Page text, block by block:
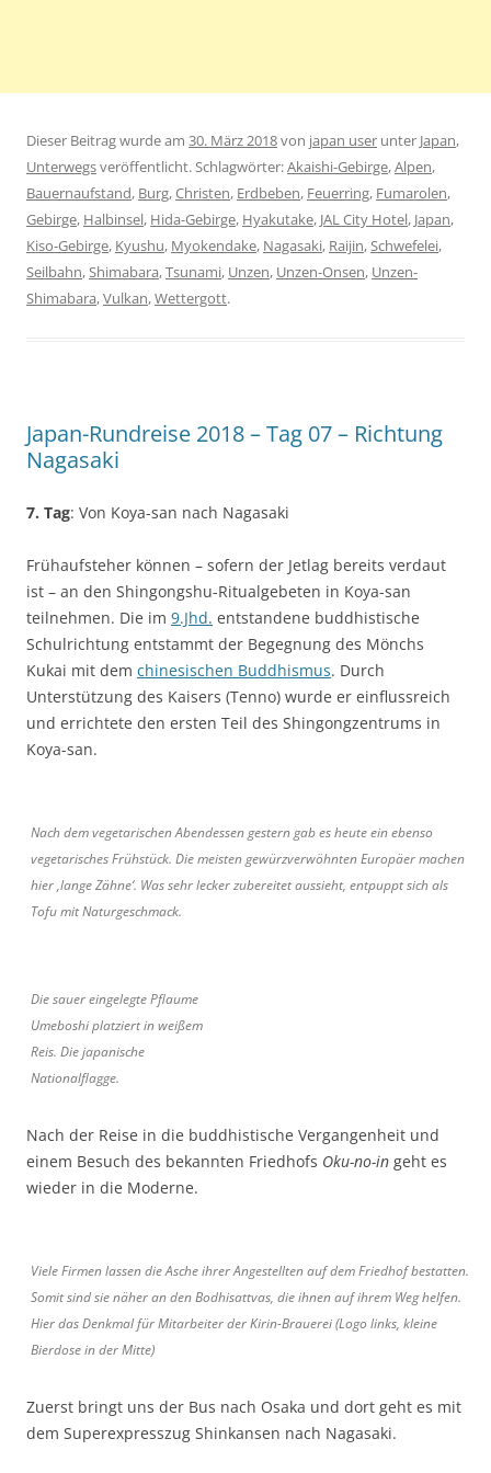
Dieser Beitrag wurde am 30. März 2018von japan user unter Japan,
Unterwegsveröffentlicht. Schlagwörter:Akaishi-Gebirge,Alpen,
Bauernaufstand, Burg,Christen, Erdbeben, Feuerring, Fumarolen,
Gebirge, Halbinsel, Hida-Gebirge, Hyakutake, JAL City Hotel, Japan,
Kiso-Gebirge, Kyushu, Myokendake, Nagasaki, Raijin,Schwefelei,
Seilbahn,Shimabara,Tsunami, Unzen, Unzen-Onsen, Unzen-
Shimabara,Vulkan,Wettergott.
Japan-Rundreise 2018 – Tag 07 – Richtung
Nagasaki
7. Tag: Von Koya-san nach Nagasaki
Frühaufsteher können – sofern der Jetlag bereits verdaut
ist – an den Shingongshu-Ritualgebeten in Koya-san
teilnehmen. Die im 9.Jhd. entstandene buddhistische
Schulrichtung entstammt der Begegnung des Mönchs
Kukai mit dem chinesischen Buddhismus. Durch
Unterstützung des Kaisers (Tenno) wurde er einflussreich
und errichtete den ersten Teil des Shingongzentrums in
Koya-san.
Nach dem vegetarischen Abendessen gestern gab es heute ein ebenso
vegetarisches Frühstück. Die meisten gewürzverwöhnten Europäer machen
hier ‚lange Zähne‘. Was sehr lecker zubereitet aussieht, entpuppt sich als
Tofu mit Naturgeschmack.
Die sauer eingelegte Pflaume
Umeboshiplatziert in weißem
Reis. Die japanische
Nationalflagge.
Nach der Reise in die buddhistische Vergangenheit und
einem Besuch des bekannten Friedhofs Oku-no-in geht es
wieder in die Moderne.
Viele Firmen lassen die Asche ihrer Angestellten auf dem Friedhof bestatten.
Somit sind sie näher an den Bodhisattvas, die ihnen auf ihrem Weg helfen.
Hier das Denkmal für Mitarbeiter der Kirin-Brauerei (Logo links, kleine
Bierdose in der Mitte)
Zuerst bringt uns der Bus nach Osaka und dort geht es mit
dem Superexpresszug Shinkansen nach Nagasaki.